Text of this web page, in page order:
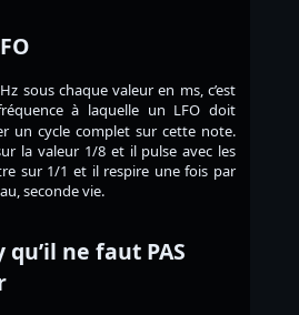
sous chaque valeur en ms, c’est
à laquelle un LFO doit
un cycle complet sur cette note.
la valeur 1/8 et il pulse avec les
sur 1/1 et il respire une fois par
seconde vie.
ne faut PAS